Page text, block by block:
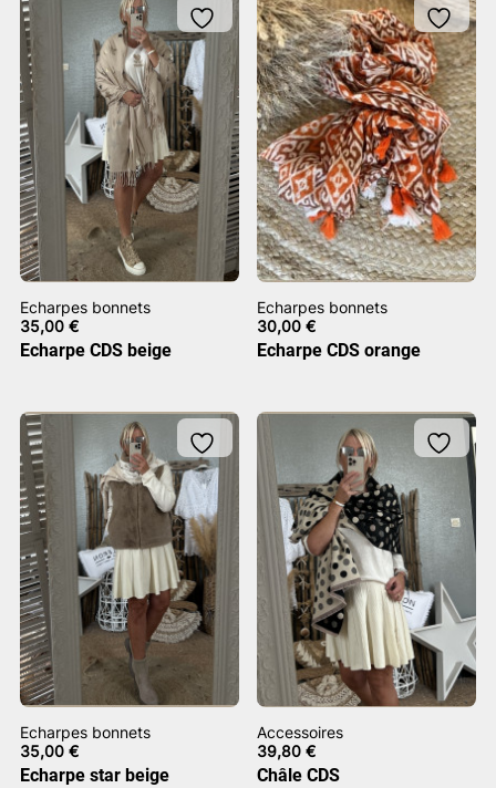
Echarpes bonnets
35,00 €
Echarpe CDS beige
Echarpes bonnets
30,00€
Echarpe CDS orange
Echarpes bonnets
35,00 €
Echarpe star beige
Accessoires
39,80€
Châle CDS